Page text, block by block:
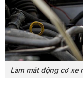
Làm mát động cơ xe